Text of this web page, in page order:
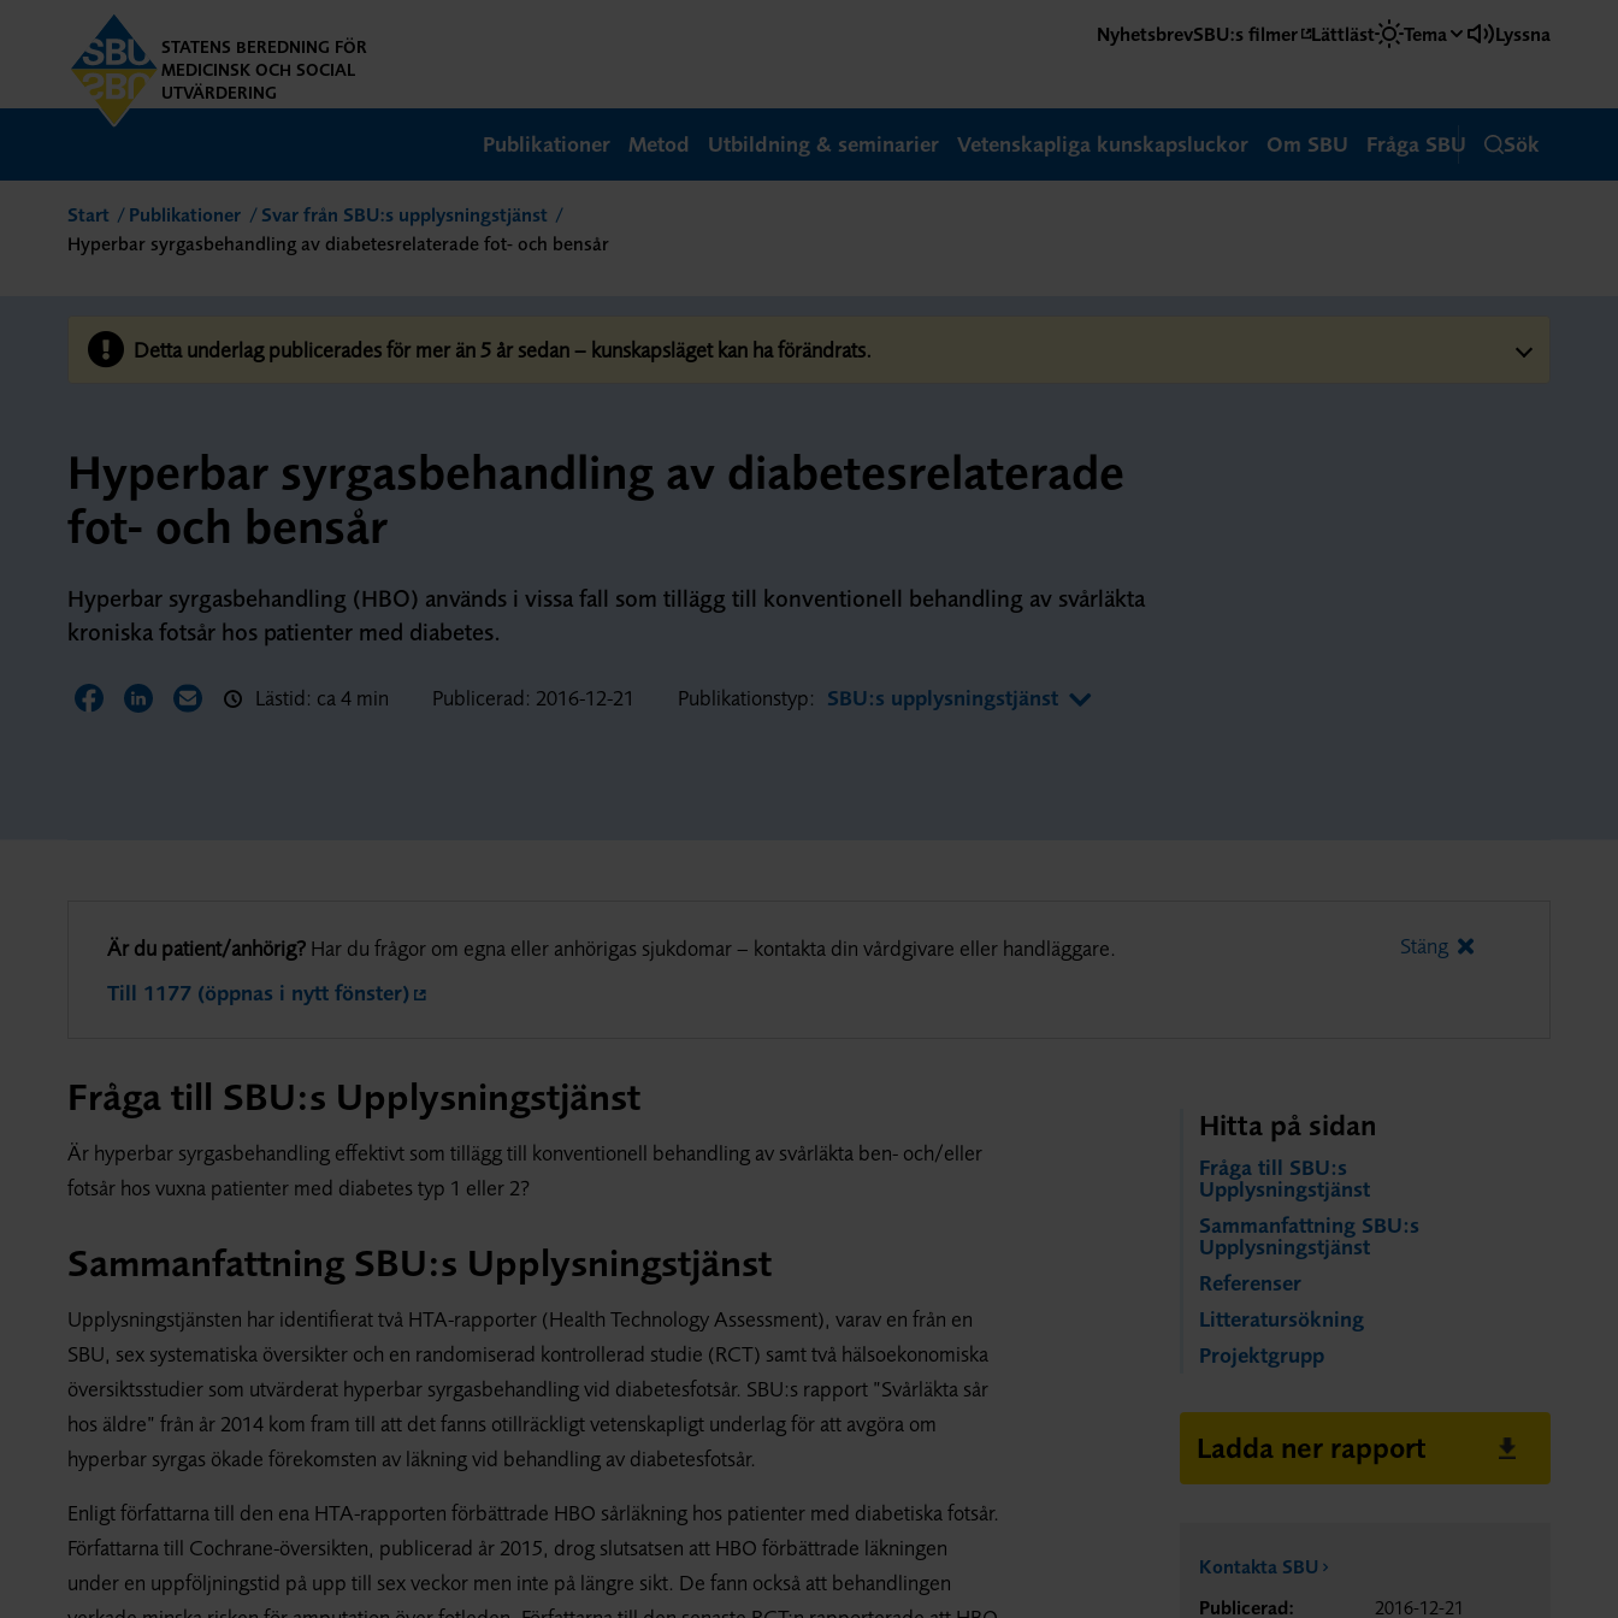
STATENS BEREDNING FÖR
MEDICINSK OCH SOCIAL
UTVÄRDERING
NyhetsbrevSBU:s filmer Lättläst Tema Lyssna
Publikationer Metod Utbildning & seminarier Vetenskapliga kunskapsluckor Om SBU Fråga SBU Sök
Start Publikationer
Svar från SBU:s upplysningstjänst
Hyperbar syrgasbehandling av diabetesrelaterade fot- och bensår
Detta underlag publicerades för mer än 5 år sedan – kunskapsläget kan ha förändrats.
Hyperbar syrgasbehandling av diabetesrelaterade
fot- och bensår
Hyperbar syrgasbehandling (HBO) används i vissa fall som tillägg till konventionell behandling av svårläkta
kroniska fotsår hos patienter med diabetes.
Dela sidan på Facebook
Dela sidan på LinkedIn
Dela sidan via E-post
Lästid: ca 4 min Publicerad: 2016-12-21 Publikationstyp: SBU:s upplysningstjänst
Är du patient/anhörig? Har du frågor om egna eller anhörigas sjukdomar – kontakta din vårdgivare eller handläggare.
Till 1177 (öppnas i nytt fönster)
Stäng
Hitta på sidan
Fråga till SBU:s
Upplysningstjänst
Sammanfattning SBU:s
Upplysningstjänst
Referenser
Litteratursökning
Projektgrupp
Ladda ner rapport
Kontakta SBU
Publicerad:
2016-12-21
Fråga till SBU:s Upplysningstjänst
Är hyperbar syrgasbehandling effektivt som tillägg till konventionell behandling av svårläkta ben- och/eller
fotsår hos vuxna patienter med diabetes typ 1 eller 2?
Sammanfattning SBU:s Upplysningstjänst
Upplysningstjänsten har identifierat två HTA-rapporter (Health Technology Assessment), varav en från en
SBU, sex systematiska översikter och en randomiserad kontrollerad studie (RCT) samt två hälsoekonomiska
översiktsstudier som utvärderat hyperbar syrgasbehandling vid diabetesfotsår. SBU:s rapport ”Svårläkta sår
hos äldre” från år 2014 kom fram till att det fanns otillräckligt vetenskapligt underlag för att avgöra om
hyperbar syrgas ökade förekomsten av läkning vid behandling av diabetesfotsår.
Enligt författarna till den ena HTA-rapporten förbättrade HBO sårläkning hos patienter med diabetiska fotsår.
Författarna till Cochrane-översikten, publicerad år 2015, drog slutsatsen att HBO förbättrade läkningen
under en uppföljningstid på upp till sex veckor men inte på längre sikt. De fann också att behandlingen